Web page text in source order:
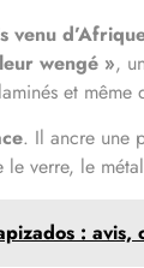
venu
wengé »,
et même
. Il ancre une
le verre, le
: